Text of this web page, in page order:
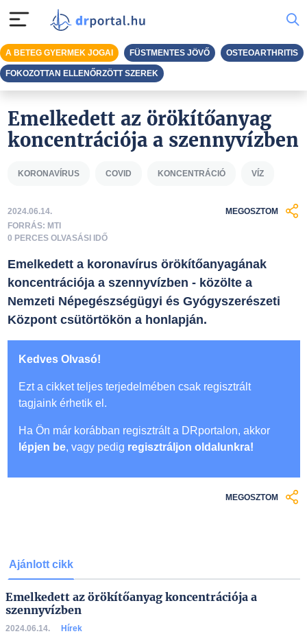
Emelkedett az örökítőanyag
koncentrációja a szennyvízben
KORONAVÍRUS COVID KONCENTRÁCIÓ VÍZ
2024.06.14.
FORRÁS: MTI
0 PERCES OLVASÁSI IDŐ
MEGOSZTOM
Emelkedett a koronavírus örökítőanyagának
koncentrációja a szennyvízben - közölte a
Nemzeti Népegészségügyi és Gyógyszerészeti
Központ csütörtökön a honlapján.
Kedves Olvasó!
Ezt a cikket teljes terjedelmében csak regisztrált
tagjaink érhetik el.
Ha Ön már korábban regisztrált a DRportalon, akkor
lépjen be, vagy pedig regisztráljon oldalunkra!
MEGOSZTOM
Ajánlott cikk
Emelkedett az örökítőanyag koncentrációja a
szennyvízben
2024.06.14. Hírek
A BETEG GYERMEK JOGAI FÜSTMENTES JÖVŐ OSTEOARTHRITIS
FOKOZOTTAN ELLENŐRZÖTT SZEREK